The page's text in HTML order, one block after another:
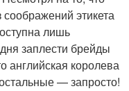
этикета
лишь
заплести брейды
английская королева
— запросто!